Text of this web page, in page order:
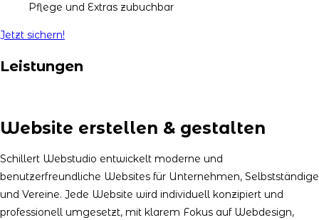
Pflege und Extras zubuchbar
Jetzt sichern!
Leistungen
Website erstellen & gestalten
Schillert Webstudio entwickelt moderne und
benutzerfreundliche Websites für Unternehmen, Selbstständige
und Vereine. Jede Website wird individuell konzipiert und
professionell umgesetzt, mit klarem Fokus auf Webdesign,